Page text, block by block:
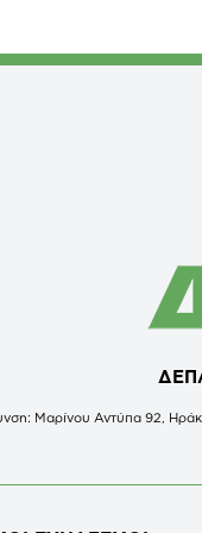
Μαρίνου Αντύπα 92,